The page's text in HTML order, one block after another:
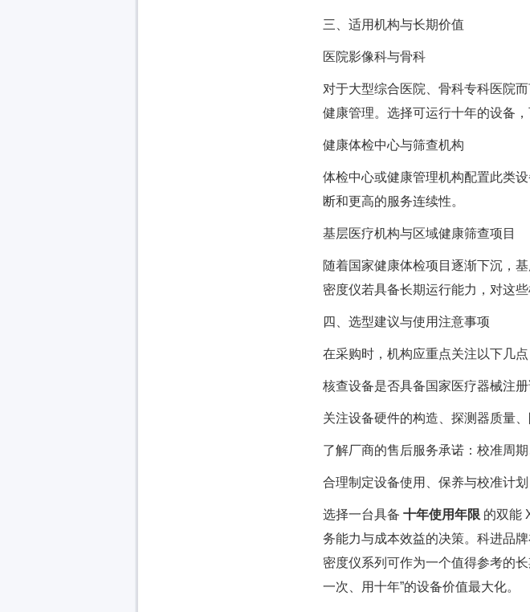
三、适用机构与长期价值
医院影像科与骨科
对于大型综合医院、骨科专科医院
健康管理。选择可运行十年的设备
健康体检中心与筛查机构
体检中心或健康管理机构配置此类
断和更高的服务连续性。
基层医疗机构与区域健康筛查项目
随着国家健康体检项目逐渐下沉，
密度仪若具备长期运行能力，对这些
四、选型建议与使用注意事项
在采购时，机构应重点关注以下几
核查设备是否具备国家医疗器械注
关注设备硬件的构造、探测器质量
了解厂商的售后服务承诺：校准周
合理制定设备使用、保养与校准计
选择一台具备 十年使用年限 的双能
务能力与成本效益的决策。科进品
密度仪系列可作为一个值得参考的
一次、用十年”的设备价值最大化。